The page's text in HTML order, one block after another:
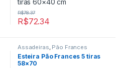
R$72.34
R$78.37
Assadeiras, Pão Frances
Esteira Pão Frances 5 tiras
58×70